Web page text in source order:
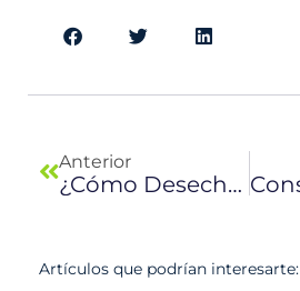
Anterior
¿Cómo Desechar Las Pilas Y Las Baterías Usadas?
Artículos que podrían interesarte: